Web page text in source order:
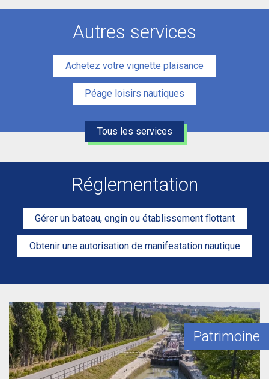
Autres services
Achetez votre vignette plaisance
Péage loisirs nautiques
Tous les services
Réglementation
Gérer un bateau, engin ou établissement flottant
Obtenir une autorisation de manifestation nautique
)
Patrimoine